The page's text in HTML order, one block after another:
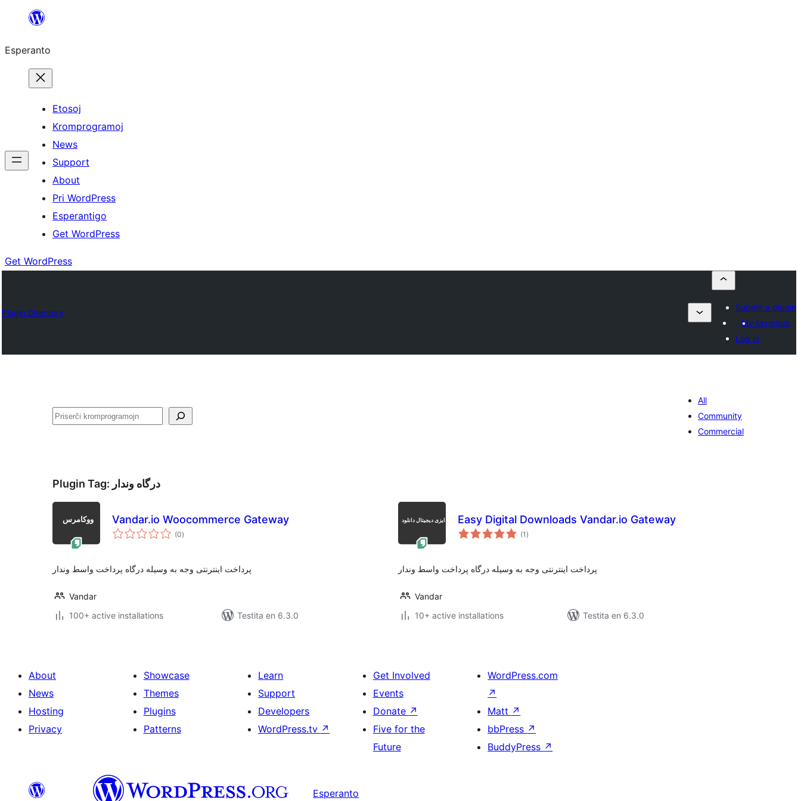
al
enhavo
Esperanto
Etosoj
Kromprogramoj
News
Support
About
Pri WordPress
Esperantigo
Get WordPress
Get WordPress
Plugin Directory
Submit a plugin
My favorites
Log in
Serĉi
All
Community
Commercial
Plugin Tag: درگاه وندار
Vandar.io Woocommerce Gateway
(0sumaj
pritaksoj
)
پرداخت اینترنتی وجه به وسیله درگاه پرداخت واسط وندار
Vandar
100+ active installations
Testita en 6.3.0
Easy Digital Downloads Vandar.io Gateway
(1 sumaj
pritaksoj
)
پرداخت اینترنتی وجه به وسیله درگاه پرداخت واسط وندار
Vandar
10+ active installations
Testita en 6.3.0
About
News
Hosting
Privacy
Showcase
Themes
Plugins
Patterns
Learn
Support
Developers
WordPress.tv ↗
Get Involved
Events
Donate ↗
Five for the
Future
WordPress.com
↗
Matt ↗
bbPress ↗
BuddyPress ↗
Esperanto